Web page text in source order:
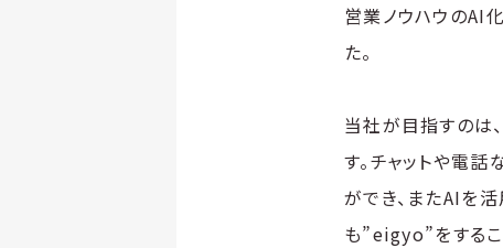
営業ノウハウのAI
た。
当社が目指すのは
す。チャットや電
ができ、またAIを
も”eigyo”をするこ